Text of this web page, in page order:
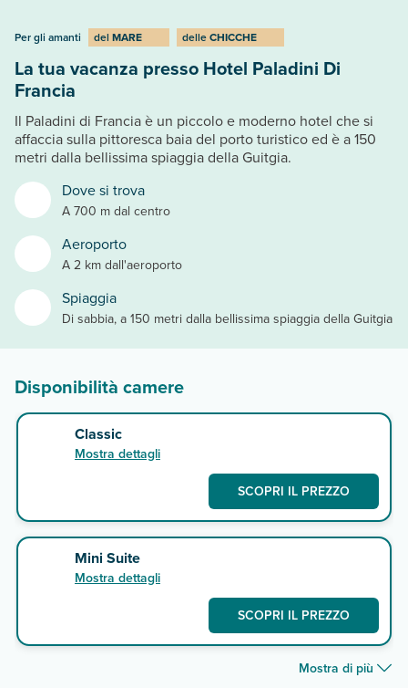
Dove si trova
A 700 m dal centro
Aeroporto
A 2 km dall'aeroporto
Spiaggia
Di sabbia, a 150 metri dalla bellissima spiaggia della Guitgia
Per gli amanti del MARE delleCHICCHE
La tua vacanza presso Hotel Paladini Di
Francia
Il Paladini di Francia è un piccolo e moderno hotel che si
affaccia sulla pittoresca baia del porto turistico ed è a 150
metri dalla bellissima spiaggia della Guitgia.
Disponibilità camere
Classic
Mostra dettagli
SCOPRI IL PREZZO
Mini Suite
Mostra dettagli
SCOPRI IL PREZZO
Mostra di più